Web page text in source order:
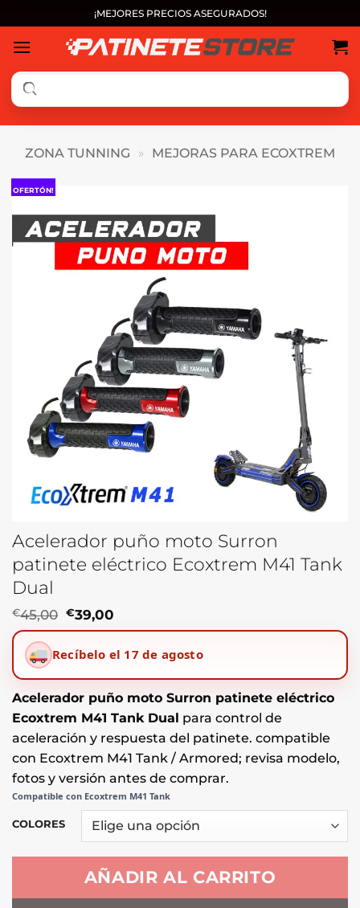
al
contenido
¡MEJORES PRECIOS ASEGURADOS!
ZONA TUNNING » MEJORAS PARA ECOXTREM
OFERTÓN!
Acelerador puño moto Surron
patinete eléctrico Ecoxtrem M41 Tank
Dual
€45,00 El
precio
era:
€39,00
precio
es:
Recíbelo el 17 de agosto
Acelerador puño moto Surron patinete eléctrico
Ecoxtrem M41 Tank Dual para control de
aceleración y respuesta del patinete. compatible
con Ecoxtrem M41 Tank / Armored; revisa modelo,
fotos y versión antes de comprar.
Compatible con Ecoxtrem M41 Tank
COLORES
AÑADIR AL CARRITO